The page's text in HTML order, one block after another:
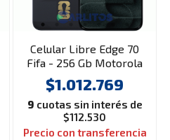
Celular Libre Edge 70
Fifa - 256 Gb Motorola
Xt2605-3 5G Negro
$1.012.769
9 cuotas sin interés de
$112.530
Precio con transferencia